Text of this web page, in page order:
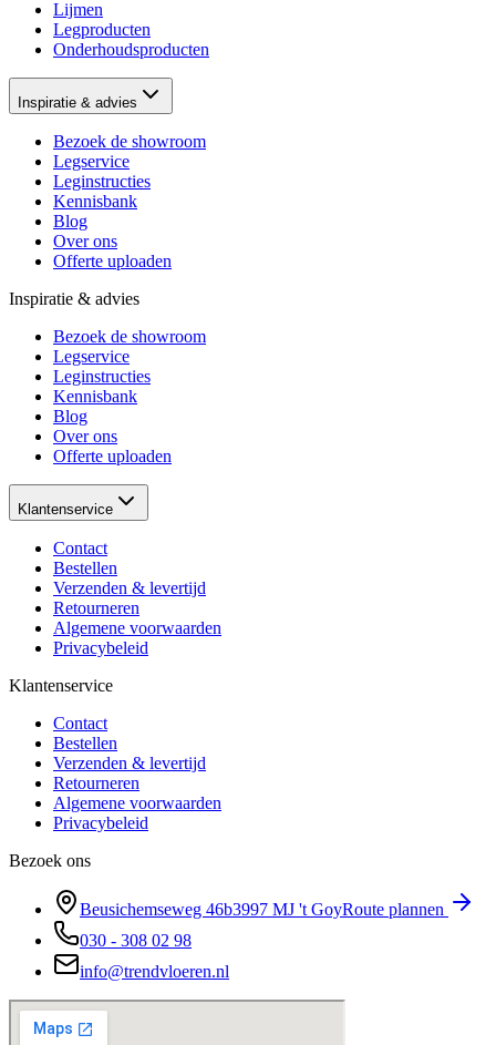
Lijmen
Legproducten
Onderhoudsproducten
Inspiratie & advies
Bezoek de showroom
Legservice
Leginstructies
Kennisbank
Blog
Over ons
Offerte uploaden
Inspiratie & advies
Bezoek de showroom
Legservice
Leginstructies
Kennisbank
Blog
Over ons
Offerte uploaden
Klantenservice
Contact
Bestellen
Verzenden & levertijd
Retourneren
Algemene voorwaarden
Privacybeleid
Klantenservice
Contact
Bestellen
Verzenden & levertijd
Retourneren
Algemene voorwaarden
Privacybeleid
Bezoek ons
Beusichemseweg 46b3997 MJ 't GoyRoute plannen
030 - 308 02 98
info@trendvloeren.nl